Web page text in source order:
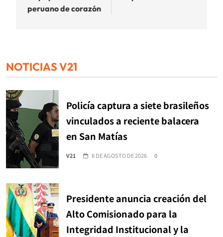
peruano de corazón
NOTICIAS V21
Policía captura a siete brasileños
vinculados a reciente balacera
en San Matías
V21 6 DE AGOSTO DE 2026 0
Presidente anuncia creación del
Alto Comisionado para la
Integridad Institucional y la